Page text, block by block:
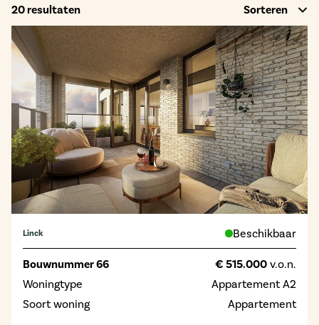
van de commerciële plint. Linck verbindt wonen, groen en
mensen.
Geïnteresseerd in huren in Linck? De verhuur loopt via
woningcorporatie BrabantWonen.
20resultaten Sorteren
Linck Beschikbaar
Bouwnummer 66 € 515.000 v.o.n.
Woningtype
Appartement A2
Soort woning
Appartement